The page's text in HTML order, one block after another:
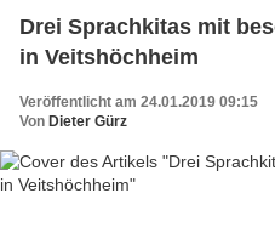
Drei Sprachkitas mit
in Veitshöchheim
Veröffentlicht am 24.01.2019 09:15
Von Dieter Gürz